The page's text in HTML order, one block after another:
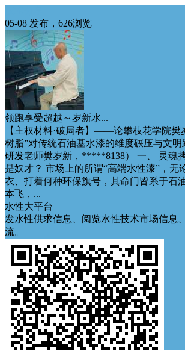
05-08 发布，626浏览
领跑享受超越～岁新水...
【主权材料·破局者】——论攀枝花学院樊
树脂”对传统石油基水漆的维度碾压与文
研发老师樊岁新，*****8138） 一、 灵魂
是奴才？ 市场上的所谓“高端水性漆”，无
衣、打着何种环保旗号，其命门皆系于石
本飞，...
水性大平台
发水性供求信息、阅览水性技术市场信息
流。